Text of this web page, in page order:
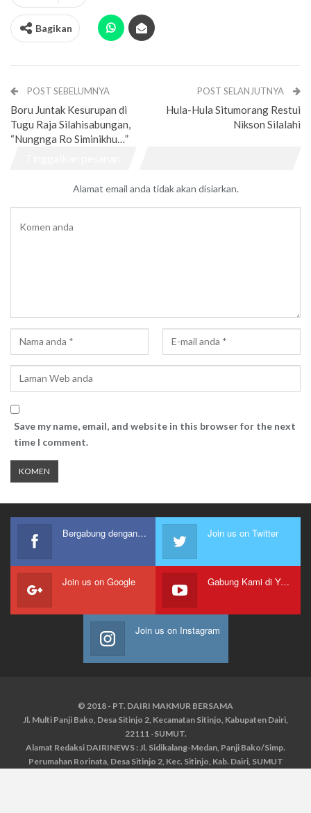
Bagikan
POST SEBELUMNYA
Boru Juntak Kesurupan di
Tugu Raja Silahisabungan,
“Nungnga Ro Siminikhu…”
POST SELANJUTNYA
Hula-Hula Situmorang Restui
Nikson Silalahi
Alamat email anda tidak akan disiarkan.
Save my name, email, and website in this browser for the next
time I comment.
Bergabung dengan kami Join us on Twitter
Join us on Google Gabung Kami di Youtube
Join us on Instagram
© 2018 - PT. DAIRI MAKMUR BERSAMA
Jl. Multi Panji Bako, Desa Sitinjo 2, Kecamatan Sitinjo, Kabupaten Dairi,
22111 -SUMUT.
Alamat Redaksi DAIRINEWS : Jl. Sidikalang-Medan, Panji Bako/Simp.
Perumahan Rorinata, Desa Sitinjo 2, Kec. Sitinjo, Kab. Dairi, SUMUT